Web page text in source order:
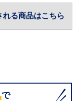
る商品はこちら
で